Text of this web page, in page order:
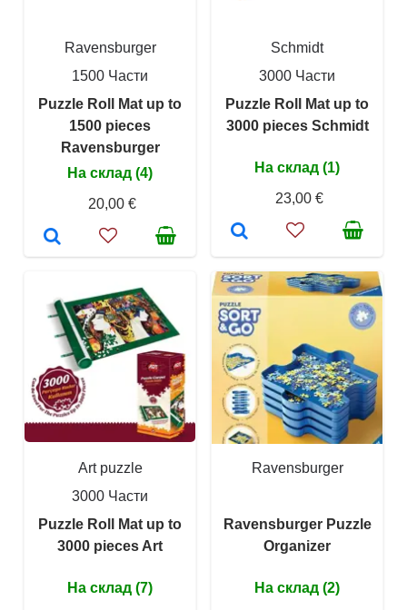
Ravensburger
1500 Части
Puzzle Roll Mat up to
1500 pieces
Ravensburger
На склад (4)
20,00 €
Schmidt
3000 Части
Puzzle Roll Mat up to
3000 pieces Schmidt
На склад (1)
23,00 €
Art puzzle
3000 Части
Puzzle Roll Mat up to
3000 pieces Art
На склад (7)
Ravensburger
Ravensburger Puzzle
Organizer
На склад (2)